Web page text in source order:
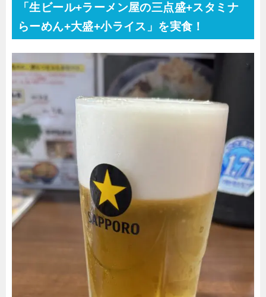
「生ビール+ラーメン屋の三点盛+スタミナ
らーめん+大盛+小ライス」を実食！